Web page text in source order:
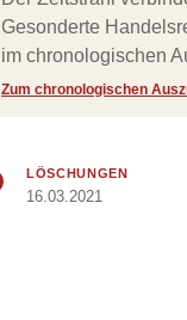
Gesonderte
im chronologischen
Zum chronologischen
LÖSCHUNGEN
16.03.2021